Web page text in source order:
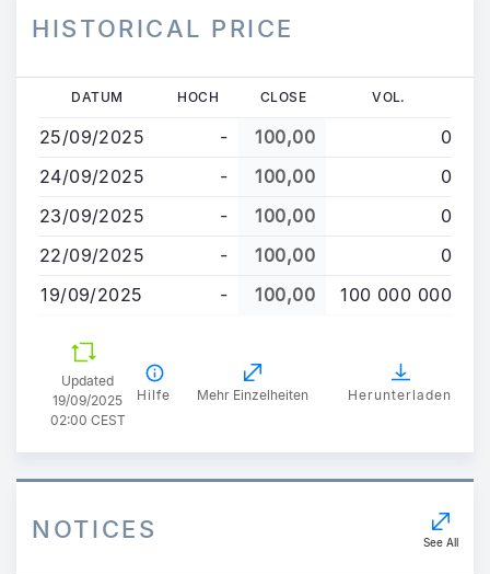
HISTORICAL PRICE
Direkt
Inhalt
DATUM HOCH CLOSE VOL.
25/09/2025 - 100,00
0
24/09/2025
- 100,00
0
23/09/2025
- 100,00
0
22/09/2025
- 100,00
0
19/09/2025
- 100,00 100 000 000
Updated
19/09/2025
02:00 CEST
Hilfe Mehr Einzelheiten Herunterladen
NOTICES See All